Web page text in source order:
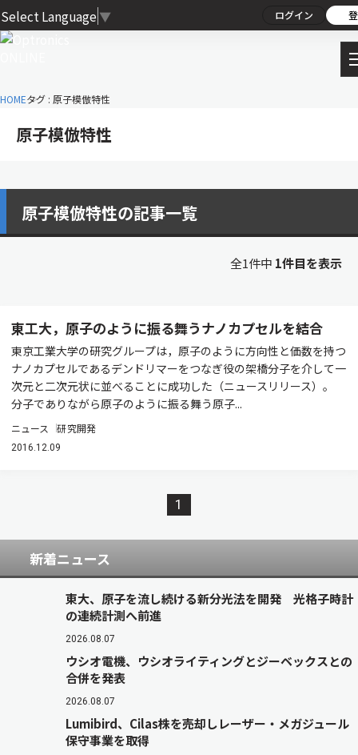
Select Language ▼ ログイン
HOMEタグ : 原子模倣特性
原子模倣特性
原子模倣特性の記事一覧
全1件中 1件目を表示
東工大，原子のように振る舞うナノカプセルを結合
東京工業大学の研究グループは，原子のように方向性と価数を持つ
ナノカプセルであるデンドリマーをつなぎ役の架橋分子を介して一
次元と二次元状に並べることに成功した（ニュースリリース）。
分子でありながら原子のように振る舞う原子...
ニュース 研究開発
2016.12.09
1
新着ニュース
東大、原子を流し続ける新分光法を開発 光格子時計
の連続計測へ前進
2026.08.07
ウシオ電機、ウシオライティングとジーベックスとの
合併を発表
2026.08.07
Lumibird、Cilas株を売却しレーザー・メガジュール
保守事業を取得